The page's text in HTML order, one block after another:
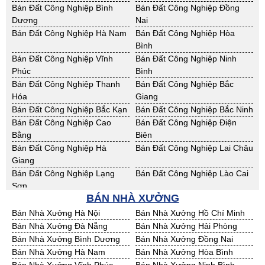
Cho Thuê Nhà Xưởng Thái
Nguyên
Cho Thuê Nhà Xưởng Tuyên
Quang
Cho Thuê Nhà Xưởng Yên Bái
Cho Thuê Nhà Xưởng Thừa T.
Huế
Cho Thuê Nhà Xưởng Khánh
Hoà
Cho Thuê Nhà Xưởng Lâm
Đồng
Cho Thuê Nhà Xưởng Bình
Định
Cho Thuê Nhà Xưởng Bình
Thuận
Cho Thuê Nhà Xưởng Đăk
Nông
Cho Thuê Nhà Xưởng ĐắkLắk
Cho Thuê Nhà Xưởng Gia Lai
Cho Thuê Nhà Xưởng Hà Tĩnh
Cho Thuê Nhà Xưởng Kon
Tum
Cho Thuê Nhà Xưởng Nghệ An
Cho Thuê Nhà Xưởng Ninh
Thuận
Cho Thuê Nhà Xưởng Phú Yên
Cho Thuê Nhà Xưởng Quảng
Bình
Cho Thuê Nhà Xưởng Quảng
Nam
Cho Thuê Nhà Xưởng Quảng
Ngãi
Cho Thuê Nhà Xưởng Bà Rịa -
VT
Cho Thuê Nhà Xưởng Cần
Thơ
Cho Thuê Nhà Xưởng An
Giang
Bán Đất Công Nghiệp Bình
Dương
Bán Đất Công Nghiệp Đồng
Nai
Bán Đất Công Nghiệp Hà Nam
Bán Đất Công Nghiệp Hòa
Bình
Bán Đất Công Nghiệp Vĩnh
Phúc
Bán Đất Công Nghiệp Ninh
Bình
Bán Đất Công Nghiệp Thanh
Hóa
Bán Đất Công Nghiệp Bắc
Giang
Bán Đất Công Nghiệp Bắc Kạn
Bán Đất Công Nghiệp Bắc Ninh
Bán Đất Công Nghiệp Cao
Bằng
Bán Đất Công Nghiệp Điện
Biên
Bán Đất Công Nghiệp Hà
Giang
Bán Đất Công Nghiệp Lai Châu
Bán Đất Công Nghiệp Lạng
Sơn
Bán Đất Công Nghiệp Lào Cai
Bán Đất Công Nghiệp Nam
Định
Bán Đất Công Nghiệp Phú Thọ
Bán Đất Công Nghiệp Sơn La
Bán Đất Công Nghiệp Thái
Bình
Bán Đất Công Nghiệp Thái
Nguyên
Bán Đất Công Nghiệp Tuyên
Quang
BÁN NHÀ XƯỞNG
Bán Nhà Xưởng Hà Nội
Bán Nhà Xưởng Hồ Chí Minh
Bán Nhà Xưởng Đà Nẵng
Bán Nhà Xưởng Hải Phòng
Bán Nhà Xưởng Bình Dương
Bán Nhà Xưởng Đồng Nai
Bán Nhà Xưởng Hà Nam
Bán Nhà Xưởng Hòa Bình